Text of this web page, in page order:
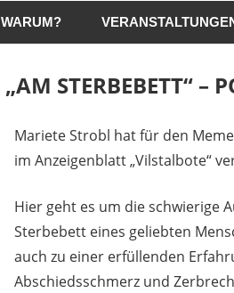
leben
WARUM?
„AM STERBEBETT“ –
Mariete Strobl hat für den
im Anzeigenblatt „Vilstalbote“
Hier geht es um die schwierige
Sterbebett eines geliebten
auch zu einer erfüllenden
Abschiedsschmerz und